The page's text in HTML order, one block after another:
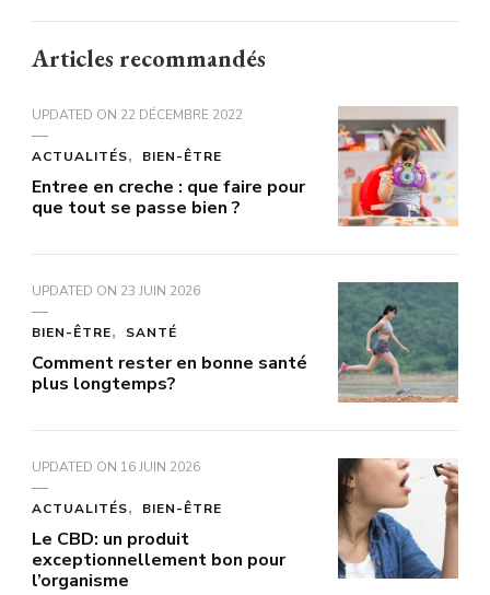
Articles recommandés
UPDATED ON 22 DÉCEMBRE 2022
ACTUALITÉS BIEN-ÊTRE
Entree en creche : que faire pour
que tout se passe bien ?
UPDATED ON 23 JUIN 2026
BIEN-ÊTRE SANTÉ
Comment rester en bonne santé
plus longtemps?
UPDATED ON 16 JUIN 2026
ACTUALITÉS BIEN-ÊTRE
Le CBD: un produit
exceptionnellement bon pour
l’organisme